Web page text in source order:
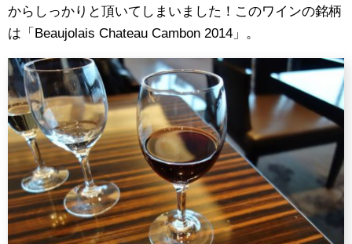
からしっかりと頂いてしまいました！このワインの銘柄
は「Beaujolais Chateau Cambon 2014」。